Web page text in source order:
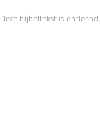
Deze bijbeltekst is ontleend